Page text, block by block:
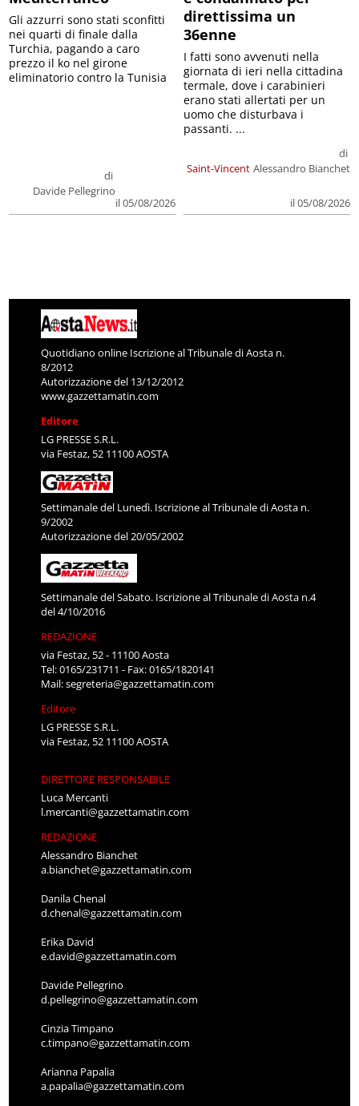
di
Davide Pellegrino
il 05/08/2026
Gli azzurri sono stati sconfitti
nei quarti di finale dalla
Turchia, pagando a caro
prezzo il ko nel girone
eliminatorio contro la Tunisia
direttissima un
36enne
Saint-Vincent
di
Alessandro Bianchet
il 05/08/2026
I fatti sono avvenuti nella
giornata di ieri nella cittadina
termale, dove i carabinieri
erano stati allertati per un
uomo che disturbava i
passanti. ...
Quotidiano online Iscrizione al Tribunale di Aosta n.
8/2012
Autorizzazione del 13/12/2012
www.gazzettamatin.com
Editore
LG PRESSE S.R.L.
via Festaz, 52 11100 AOSTA
Settimanale del Lunedì. Iscrizione al Tribunale di Aosta n.
9/2002
Autorizzazione del 20/05/2002
Settimanale del Sabato. Iscrizione al Tribunale di Aosta n.4
del 4/10/2016
REDAZIONE
via Festaz, 52 - 11100 Aosta
Tel: 0165/231711 - Fax: 0165/1820141
Mail:segreteria@gazzettamatin.com
Editore
LG PRESSE S.R.L.
via Festaz, 52 11100 AOSTA
DIRETTORE RESPONSABILE
Luca Mercanti
l.mercanti@gazzettamatin.com
REDAZIONE
Alessandro Bianchet
a.bianchet@gazzettamatin.com
Danila Chenal
d.chenal@gazzettamatin.com
Erika David
e.david@gazzettamatin.com
Davide Pellegrino
d.pellegrino@gazzettamatin.com
Cinzia Timpano
c.timpano@gazzettamatin.com
Arianna Papalia
a.papalia@gazzettamatin.com